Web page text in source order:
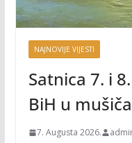
NAJNOVIJE VIJESTI
Satnica 7. i
BiH u
7. Augusta 2026.